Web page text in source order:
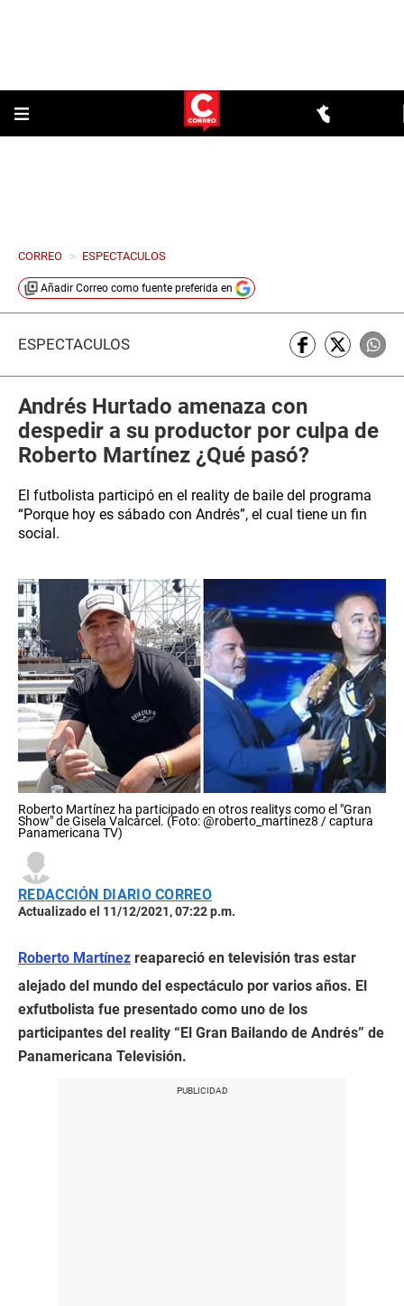
CORREO > ESPECTACULOS
Añadir Correo como fuente preferida en
ESPECTÁCULOS
Andrés Hurtado amenaza con
despedir a su productor por culpa de
Roberto Martínez ¿Qué pasó?
El futbolista participó en el reality de baile del programa
“Porque hoy es sábado con Andrés”, el cual tiene un fin
social.
Roberto Martínez ha participado en otros realitys como el "Gran
Show" de Gisela Valcárcel. (Foto: @roberto_martinez8 / captura
Panamericana TV)
REDACCIÓN DIARIO CORREO
Actualizado el 11/12/2021, 07:22 p.m.
Roberto Martínez reapareció en televisión tras estar
alejado del mundo del espectáculo por varios años. El
exfutbolista fue presentado como uno de los
participantes del reality “El Gran Bailando de Andrés” de
Panamericana Televisión.